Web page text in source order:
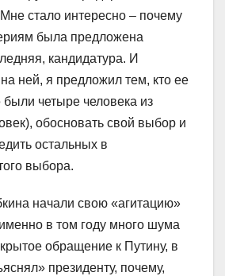
стало интересно – почему
была предложена
кандидатура. И
ней, я предложил тем, кто ее
четыре человека из
обосновать свой выбор и
остальных в
выбора.
начали свою «агитацию»
именно в том году много шума
обращение к Путину, в
президенту, почему,